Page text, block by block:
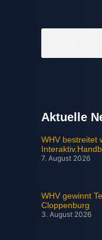
Aktuelle
WHV bestreitet
7. August 2026
WHV gewinnt
Cloppenburg
3. August 2026